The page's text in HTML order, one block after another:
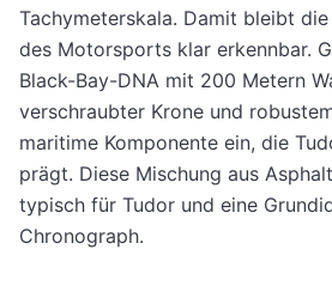
Tachymeterskala. Damit bleibt
des Motorsports klar erkennbar.
Black-Bay-DNA mit 200 Metern
verschraubter Krone und
maritime Komponente ein, die
prägt. Diese Mischung aus
typisch für Tudor und eine
Chronograph.